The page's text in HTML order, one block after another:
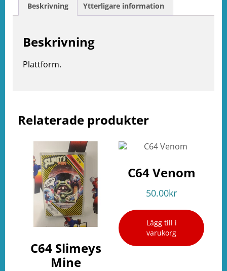
Relaterade produkter
C64 Slimeys
Mine
C64 Venom
50.00kr
Lägg till i
varukorg
Beskrivning Ytterligare information
Beskrivning
Plattform.